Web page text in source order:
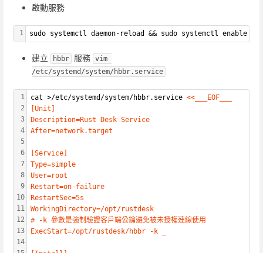
啟動服務
1 sudo systemctl daemon-reload && sudo systemctl enable --
建立 hbbr 服務 vim
/etc/systemd/system/hbbr.service
1
2
3
4
5
6
7
8
9
10
11
12
13
14
cat >/etc/systemd/system/hbbr.service <<___EOF___
[Unit]
Description=Rust Desk Service
After=network.target
[Service]
Type=simple
User=root
Restart=on-failure
RestartSec=5s
WorkingDirectory=/opt/rustdesk
# -k 參數是強制驗證客戶端公鑰避免被未授權連線使用
ExecStart=/opt/rustdesk/hbbr -k _